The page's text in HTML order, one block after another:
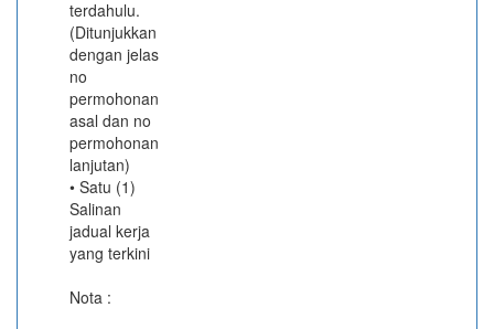
terdahulu.
(Ditunjukkan
dengan jelas
no
permohonan
asal dan no
permohonan
lanjutan)
• Satu (1)
Salinan
jadual kerja
yang terkini
Nota :